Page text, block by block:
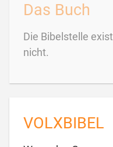
Das Buch
Die Bibelstelle
nicht.
VOLXBIBEL